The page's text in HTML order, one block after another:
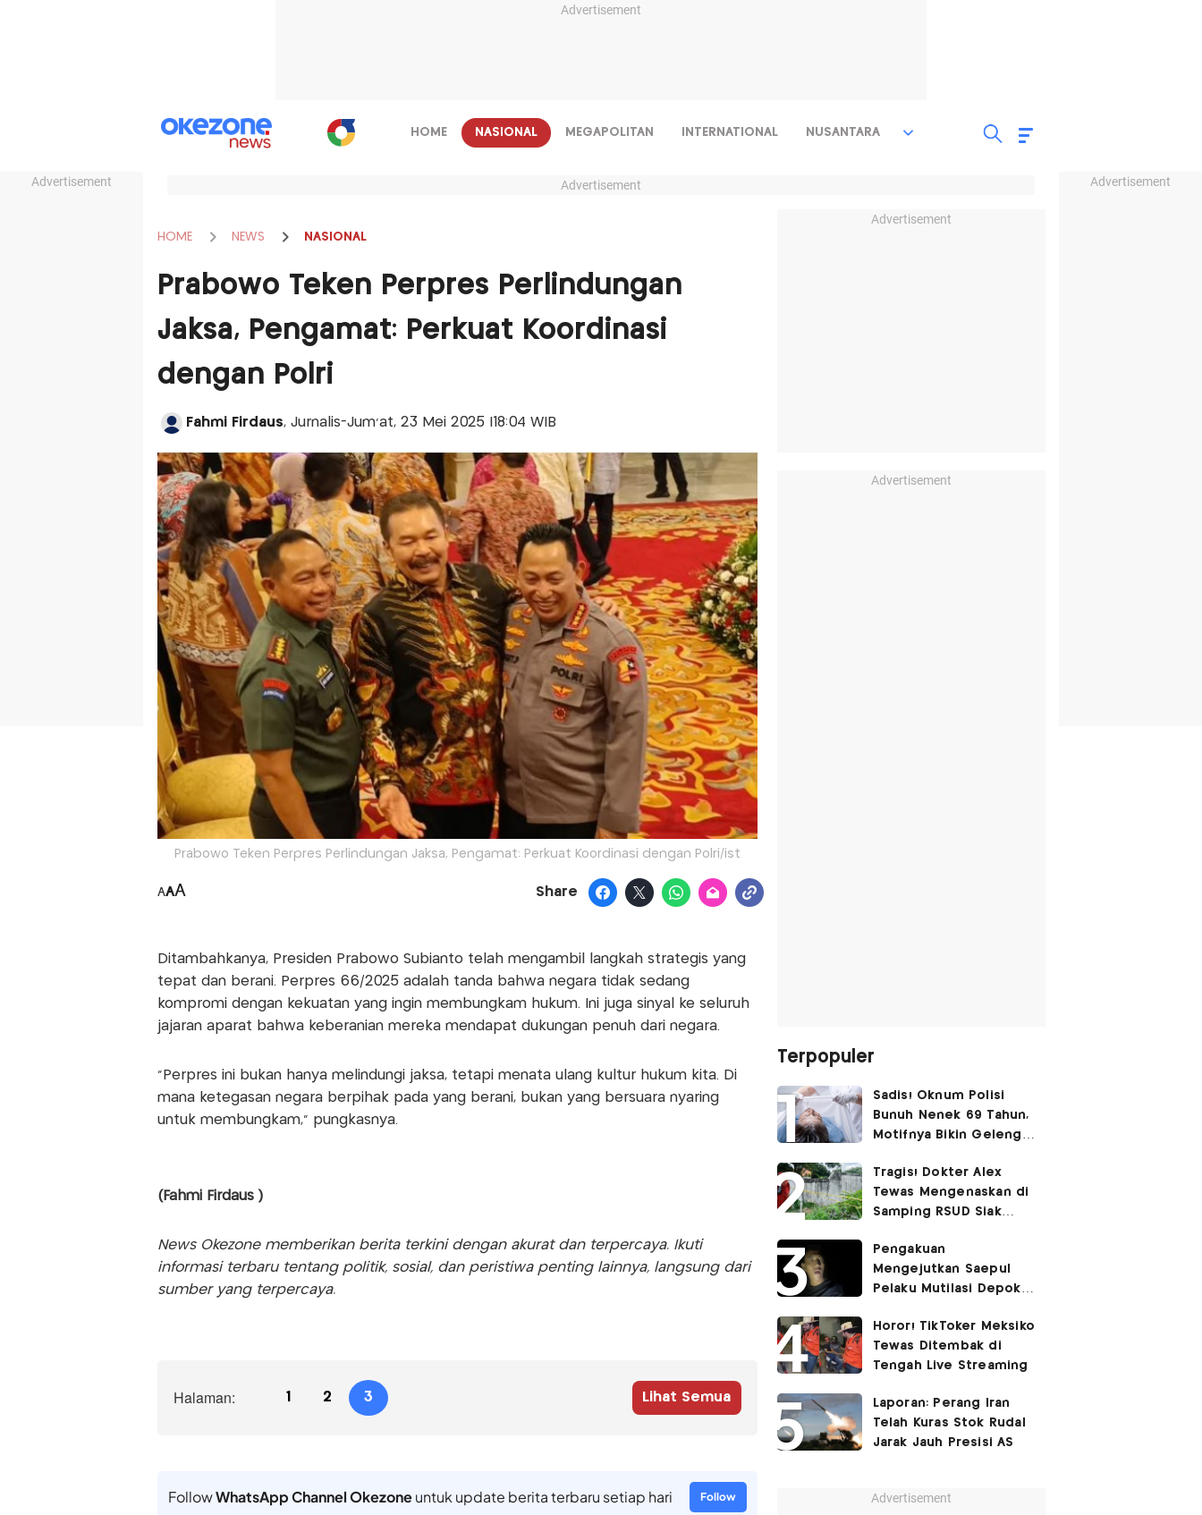
Advertisement
Advertisement Advertisement
HOME NASIONAL MEGAPOLITAN INTERNATIONAL NUSANTARA
Advertisement
HOME NEWS NASIONAL
Prabowo Teken Perpres Perlindungan
Jaksa, Pengamat: Perkuat Koordinasi
dengan Polri
Fahmi Firdaus, Jurnalis-Jum'at, 23 Mei 2025 |18:04 WIB
Prabowo Teken Perpres Perlindungan Jaksa, Pengamat: Perkuat Koordinasi dengan Polri/ist
AAA Share
Ditambahkanya, Presiden Prabowo Subianto telah mengambil langkah strategis yang
tepat dan berani. Perpres 66/2025 adalah tanda bahwa negara tidak sedang
kompromi dengan kekuatan yang ingin membungkam hukum. Ini juga sinyal ke seluruh
jajaran aparat bahwa keberanian mereka mendapat dukungan penuh dari negara.
“Perpres ini bukan hanya melindungi jaksa, tetapi menata ulang kultur hukum kita. Di
mana ketegasan negara berpihak pada yang berani, bukan yang bersuara nyaring
untuk membungkam,” pungkasnya.
(Fahmi Firdaus )
News Okezone memberikan berita terkini dengan akurat dan terpercaya. Ikuti
informasi terbaru tentang politik, sosial, dan peristiwa penting lainnya, langsung dari
sumber yang terpercaya.
Halaman: 1 2 3 Lihat Semua
FollowWhatsApp Channel Okezoneuntuk update berita terbaru setiap hari Follow
Advertisement
Advertisement
Terpopuler
Sadis! Oknum Polisi
Bunuh Nenek 69 Tahun,
Motifnya Bikin Geleng
Tragis! Dokter Alex
Tewas Mengenaskan di
Samping RSUD Siak
Rocuronium
Pengakuan
Mengejutkan Saepul
Pelaku Mutilasi Depok:
Korban di Kontrakan
Horor! TikToker Meksiko
Tewas Ditembak di
Tengah Live Streaming
Laporan: Perang Iran
Telah Kuras Stok Rudal
Jarak Jauh Presisi AS
Advertisement